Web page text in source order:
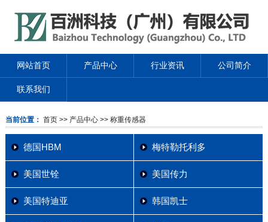
网站首页 产品中心 行业资讯 公司简介
联系我们
当前位置： 首页 >> 产品中心>> 称重传感器
德国HBM 梅特勒托利多
美国世铨 美国传力
美国特迪亚 韩国凯士